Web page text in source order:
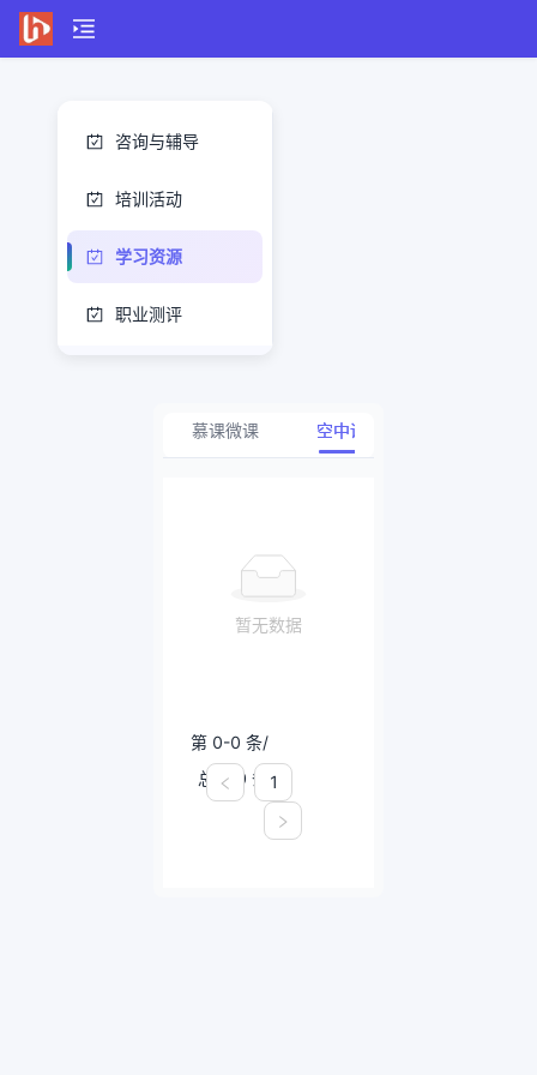
咨询与辅导
培训活动
学习资源
职业测评
慕课微课 空中课堂
暂无数据
第 0-0 条/
总共 0 条
1